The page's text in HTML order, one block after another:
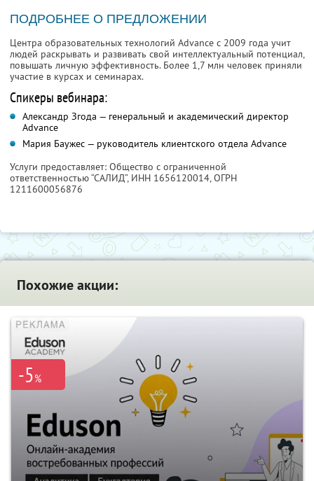
ПОДРОБНЕЕ О ПРЕДЛОЖЕНИИ
Центра образовательных технологий Advance с 2009 года учит
людей раскрывать и развивать свой интеллектуальный потенциал,
повышать личную эффективность. Более 1,7 млн человек приняли
участие в курсах и семинарах.
Спикеры вебинара:
Александр Згода — генеральный и академический директор
Advance
Мария Баужес — руководитель клиентского отдела Advance
Услуги предоставляет: Общество с ограниченной
ответственностью “САЛИД”, ИНН 1656120014, ОГРН
1211600056876
Похожие акции:
-5%